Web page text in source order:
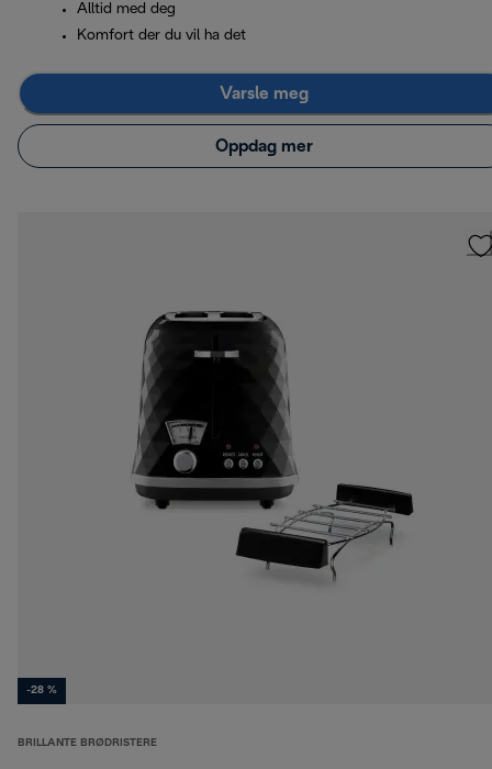
Alltid med deg
Komfort der du vil ha det
Varsle meg
Oppdag mer
-28 %
BRILLANTE BRØDRISTERE